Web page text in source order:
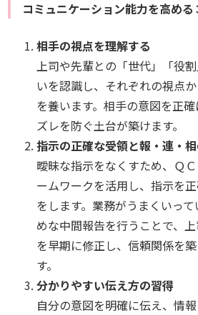
コミュニケーション能力を高め
相手の視点を理解する
上司や先輩との「世代」「役
いを認識し、それぞれの視点
を養います。相手の意図を正
ズレを防ぐ土台が築けます。
指示の正確な受領と報・連・
曖昧な指示をなくすため、Ｑ
ームワークを活用し、指示を
をします。業務がうまくいっ
めな中間報告を行うことで、
を早期に修正し、信頼関係を
す。
分かりやすい伝え方の習得
自分の意図を明確に伝え、情